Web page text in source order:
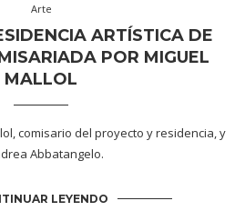
Arte
ARTÍSTICA DE
POR MIGUEL
MALLOL
comisario del proyecto y residencia, y
Abbatangelo.
LEYENDO